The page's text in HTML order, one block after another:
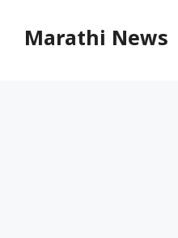
Marathi News